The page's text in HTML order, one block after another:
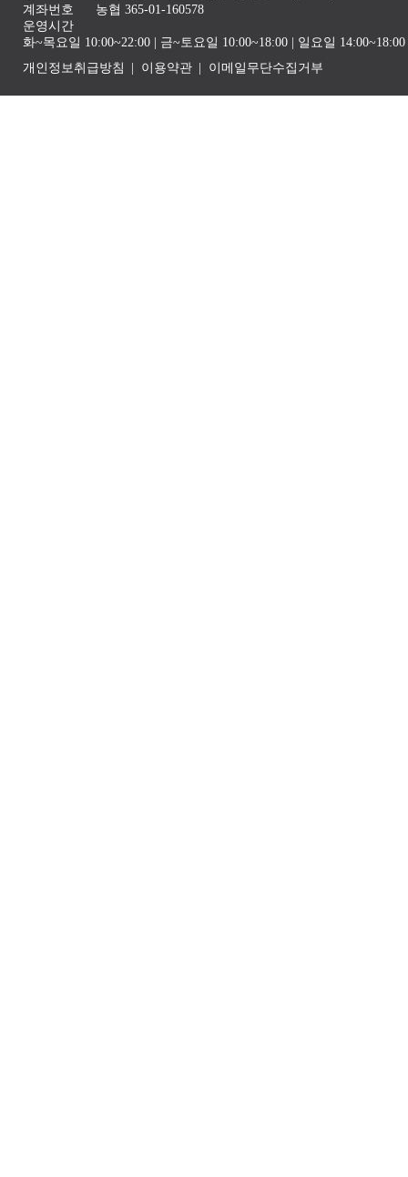
계좌번호
농협 365-01-160578
운영시간
화~목요일 10:00~22:00 | 금~토요일 10:00~18:00 | 일요일
개인정보취급방침
이용약관 이메일무단수집거부